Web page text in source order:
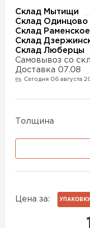
Склад Мытищи
Склад Одинцово
Склад Раменское
Склад
Склад Люберцы
Самовывоз со
Доставка 07.08
Сегодня 06 августа
Толщина
Цена за: УПАКОВКУ
Утеплитель
Утеплитель
Утеплитель